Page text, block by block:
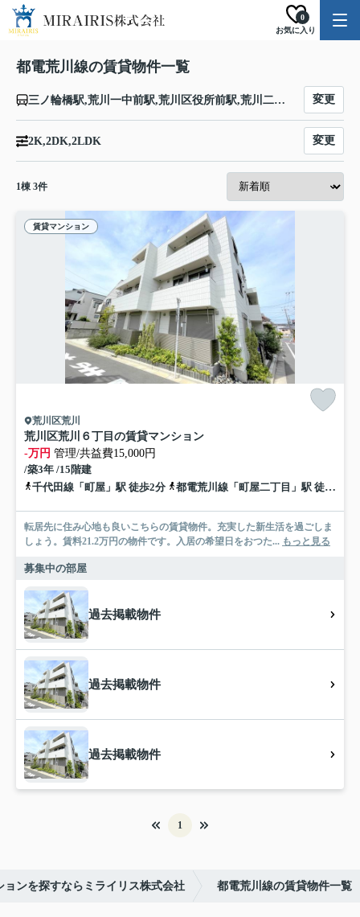
お気に入り
0
都電荒川線の賃貸物件一覧
三ノ輪橋駅,荒川一中前駅,荒川区役所前駅,荒川二丁目駅,荒川七丁目駅,町屋駅,町屋二丁目駅,東尾久三丁目駅,熊野前駅,宮ノ前駅,小台駅,荒川遊園地前駅,荒川車庫前駅,梶原駅,栄町駅,王子駅,飛鳥山駅,滝野川一丁目駅,西ヶ原四丁目駅,新庚申塚駅,庚申塚駅,巣鴨新田駅,大塚駅,向原駅,東池袋駅,都電雑司ヶ谷駅,雑司が谷駅,学習院下駅,面影橋駅,早稲田駅 変更
2K,2DK,2LDK 変更
1棟 3件
賃貸マンション
荒川区荒川
荒川区荒川６丁目の賃貸マンション
-万円 管理/共益費15,000円
/築3年 /15階建
千代田線「町屋」駅 徒歩2分
都電荒川線「町屋二丁目」駅 徒歩5分
転居先に住み心地も良いこちらの賃貸物件。充実した新生活を過ごしま
しょう。賃料21.2万円の物件です。入居の希望日をおつた... もっと見る
募集中の部屋
過去掲載物件
過去掲載物件
過去掲載物件
1
ョンを探すならミライリス株式会社 都電荒川線の賃貸物件一覧